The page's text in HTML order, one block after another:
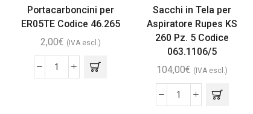
Portacarboncini per
ER05TE Codice 46.265
2,00€ (IVA escl.)
Sacchi in Tela per
Aspiratore Rupes KS
260 Pz. 5 Codice
063.1106/5
104,00€ (IVA escl.)